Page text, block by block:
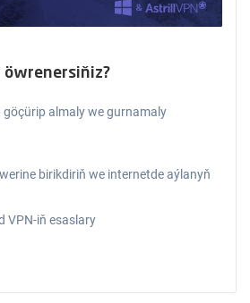
öwrenersiňiz?
göçürip almaly we gurnamaly
birikdiriň we internetde aýlanyň
VPN-iň esaslary